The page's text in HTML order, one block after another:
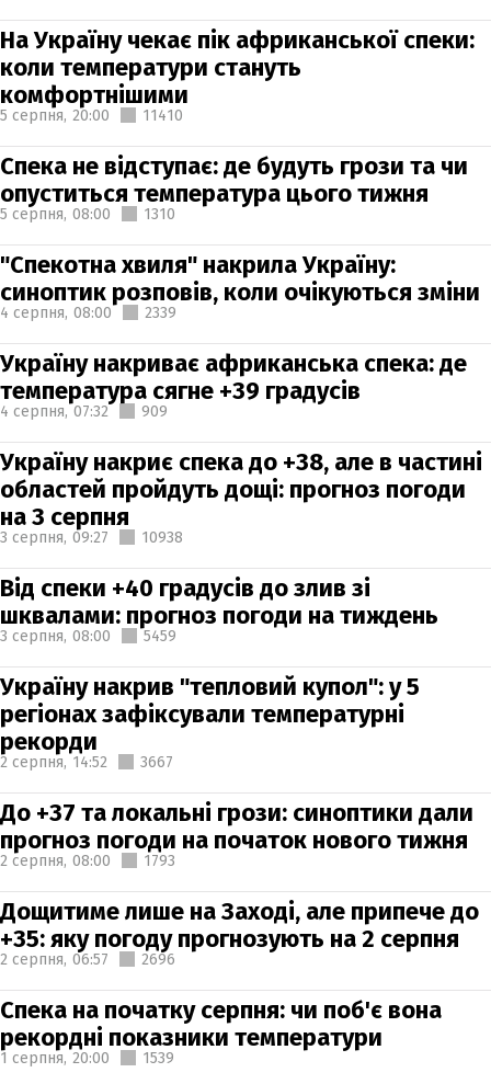
На Україну чекає пік африканської спеки:
коли температури стануть
комфортнішими
5 серпня, 20:00 11410
Спека не відступає: де будуть грози та чи
опуститься температура цього тижня
5 серпня, 08:00 1310
"Спекотна хвиля" накрила Україну:
синоптик розповів, коли очікуються зміни
4 серпня, 08:00 2339
Україну накриває африканська спека: де
температура сягне +39 градусів
4 серпня, 07:32 909
Україну накриє спека до +38, але в частині
областей пройдуть дощі: прогноз погоди
на 3 серпня
3 серпня, 09:27 10938
Від спеки +40 градусів до злив зі
шквалами: прогноз погоди на тиждень
3 серпня, 08:00 5459
Україну накрив "тепловий купол": у 5
регіонах зафіксували температурні
рекорди
2 серпня, 14:52 3667
До +37 та локальні грози: синоптики дали
прогноз погоди на початок нового тижня
2 серпня, 08:00 1793
Дощитиме лише на Заході, але припече до
+35: яку погоду прогнозують на 2 серпня
2 серпня, 06:57 2696
Спека на початку серпня: чи поб'є вона
рекордні показники температури
1 серпня, 20:00 1539